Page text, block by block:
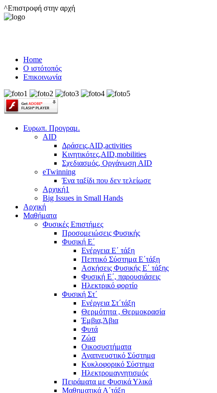
^Επιστροφή στην αρχή
Home
Ο ιστότοπός
Επικοινωνία
Ευρωπ. Προγραμ.
AID
Δράσεις,AID,activities
Κινητικότες,AID,mobilities
Σχεδιασμός, Οργάνωση AID
eTwinning
Ένα ταξίδι που δεν τελείωσε
Αρχική1
Big Issues in Small Hands
Αρχική
Μαθήματα
Φυσικές Επιστήμες
Προσομειώσεις Φυσικής
Φυσική Ε΄
Ενέργεια Ε΄ τάξη
Πεπτικό Σύστημα Ε΄τάξη
Ασκήσεις Φυσικής Ε΄ τάξης
Φυσική Ε΄, παρουσιάσεις
Ηλεκτρικό φορτίο
Φυσική Στ΄
Ενέργεια Στ΄τάξη
Θερμότητα , Θερμοκρασία
Έμβια,Άβια
Φυτά
Ζώα
Οικοσυστήματα
Αναπνευστικό Σύστημα
Κυκλοφορικό Σύστημα
Ηλεκτρομαγνητισμός
Πειράματα με Φυσικά Υλικά
Μαθηματικά Α΄τάξη